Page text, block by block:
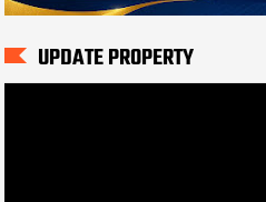
UPDATE PROPERTY